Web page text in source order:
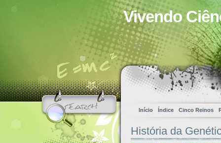
Vivendo
Início Índice Cinco Reinos
História da